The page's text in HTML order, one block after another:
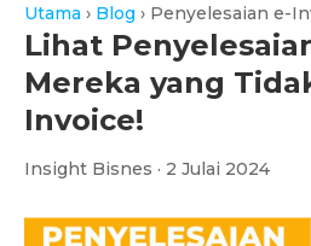
e-Invoice
Harga
Blog
Utama › Blog › Penyelesaian e-
Lihat
Mereka yang
Invoice!
Insight Bisnes · 2 Julai 2024